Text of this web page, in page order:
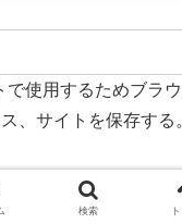
で使用するためブラ
、サイトを保存する
字を入力してください
検索